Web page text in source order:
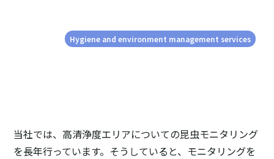
Hygiene and environment management services
当社では、高清浄度エリアについての昆虫モニタリング
を長年行っています。そうしていると、モニタリングを